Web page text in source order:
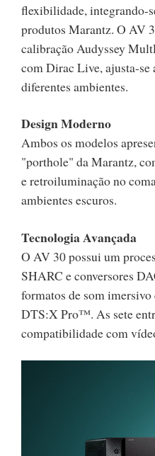
flexibilidade, integrando-
produtos Marantz. O AV
calibração Audyssey
com Dirac Live, ajusta-se
diferentes ambientes.
Design Moderno
Ambos os modelos
"porthole" da Marantz,
e retroiluminação no
ambientes escuros.
Tecnologia Avançada
O AV 30 possui um
SHARC e conversores
formatos de som
DTS:X Pro™. As sete
compatibilidade com